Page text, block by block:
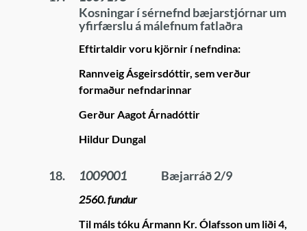
Kosningar í sérnefnd bæjarstjórnar um
yfirfærslu á málefnum fatlaðra
Eftirtaldir voru kjörnir í nefndina:
Rannveig Ásgeirsdóttir, sem verður
formaður nefndarinnar
Gerður Aagot Árnadóttir
Hildur Dungal
18. 1009001 Bæjarráð 2/9
2560. fundur
Til máls tóku Ármann Kr. Ólafsson um liði 4,